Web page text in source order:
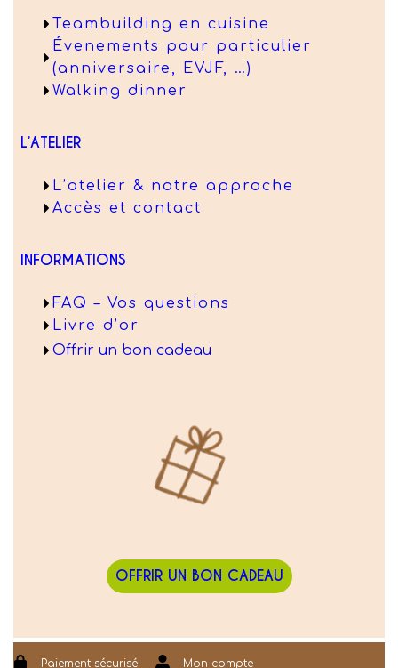
Teambuilding en cuisine
Évenements pour particulier
(anniversaire, EVJF, …)
Walking dinner
L’ATELIER
L’atelier & notre approche
Accès et contact
INFORMATIONS
FAQ – Vos questions
Livre d’or
Offrir un bon cadeau
OFFRIR UN BON CADEAU
Paiement sécurisé Mon compte